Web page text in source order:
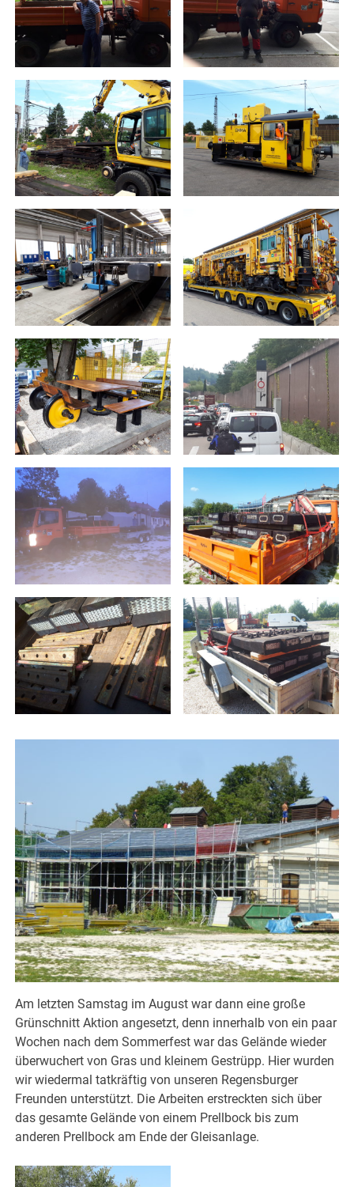
Am letzten Samstag im August war dann eine große
Grünschnitt Aktion angesetzt, denn innerhalb von ein paar
Wochen nach dem Sommerfest war das Gelände wieder
überwuchert von Gras und kleinem Gestrüpp. Hier wurden
wir wiedermal tatkräftig von unseren Regensburger
Freunden unterstützt. Die Arbeiten erstreckten sich über
das gesamte Gelände von einem Prellbock bis zum
anderen Prellbock am Ende der Gleisanlage.